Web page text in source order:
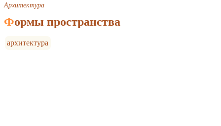
Архитектура
Формы пространства
архитектура